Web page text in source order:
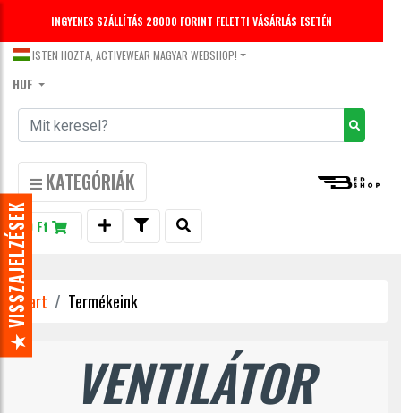
INGYENES SZÁLLÍTÁS 28000 FORINT FELETTI VÁSÁRLÁS ESETÉN
KUPONKÓD: LEGGINGS20
ISTEN HOZTA, ACTIVEWEAR MAGYAR WEBSHOP!
HUF
KATEGÓRIÁK
0 Ft
Start Termékeink
VENTILÁTOR
★ VISSZAJELZÉSEK